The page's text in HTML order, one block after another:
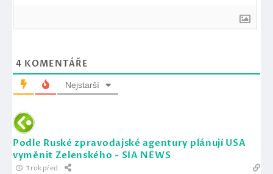
4 KOMENTÁŘE
Nejstarší
Podle Ruské zpravodajské agentury plánují USA
vyměnit Zelenského - SIA NEWS
1 rok před